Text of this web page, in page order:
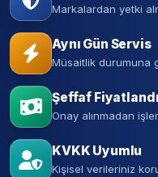
Markalardan yetki
Aynı Gün Servis
Müsaitlik durumuna
Şeffaf
Onay alınmadan
KVKK Uyumlu
Kişisel verileriniz